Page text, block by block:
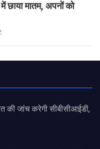
छाया मातम, अपनों को
की जांच करेगी सीबीसीआईडी,